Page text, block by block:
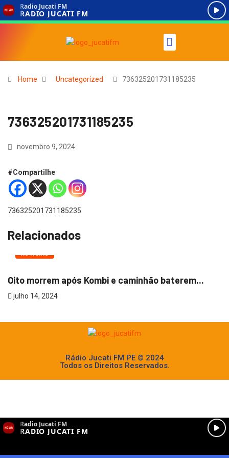
Home Uncategorized 736325201731185235
736325201731185235
novembro 9, 2024
#Compartilhe
736325201731185235
Relacionados
NOTÍCIAS
Oito morrem após Kombi e caminhão baterem...
julho 14, 2024
Rádio Jucati FM PE © 2024
Todos os Direitos Reservados.